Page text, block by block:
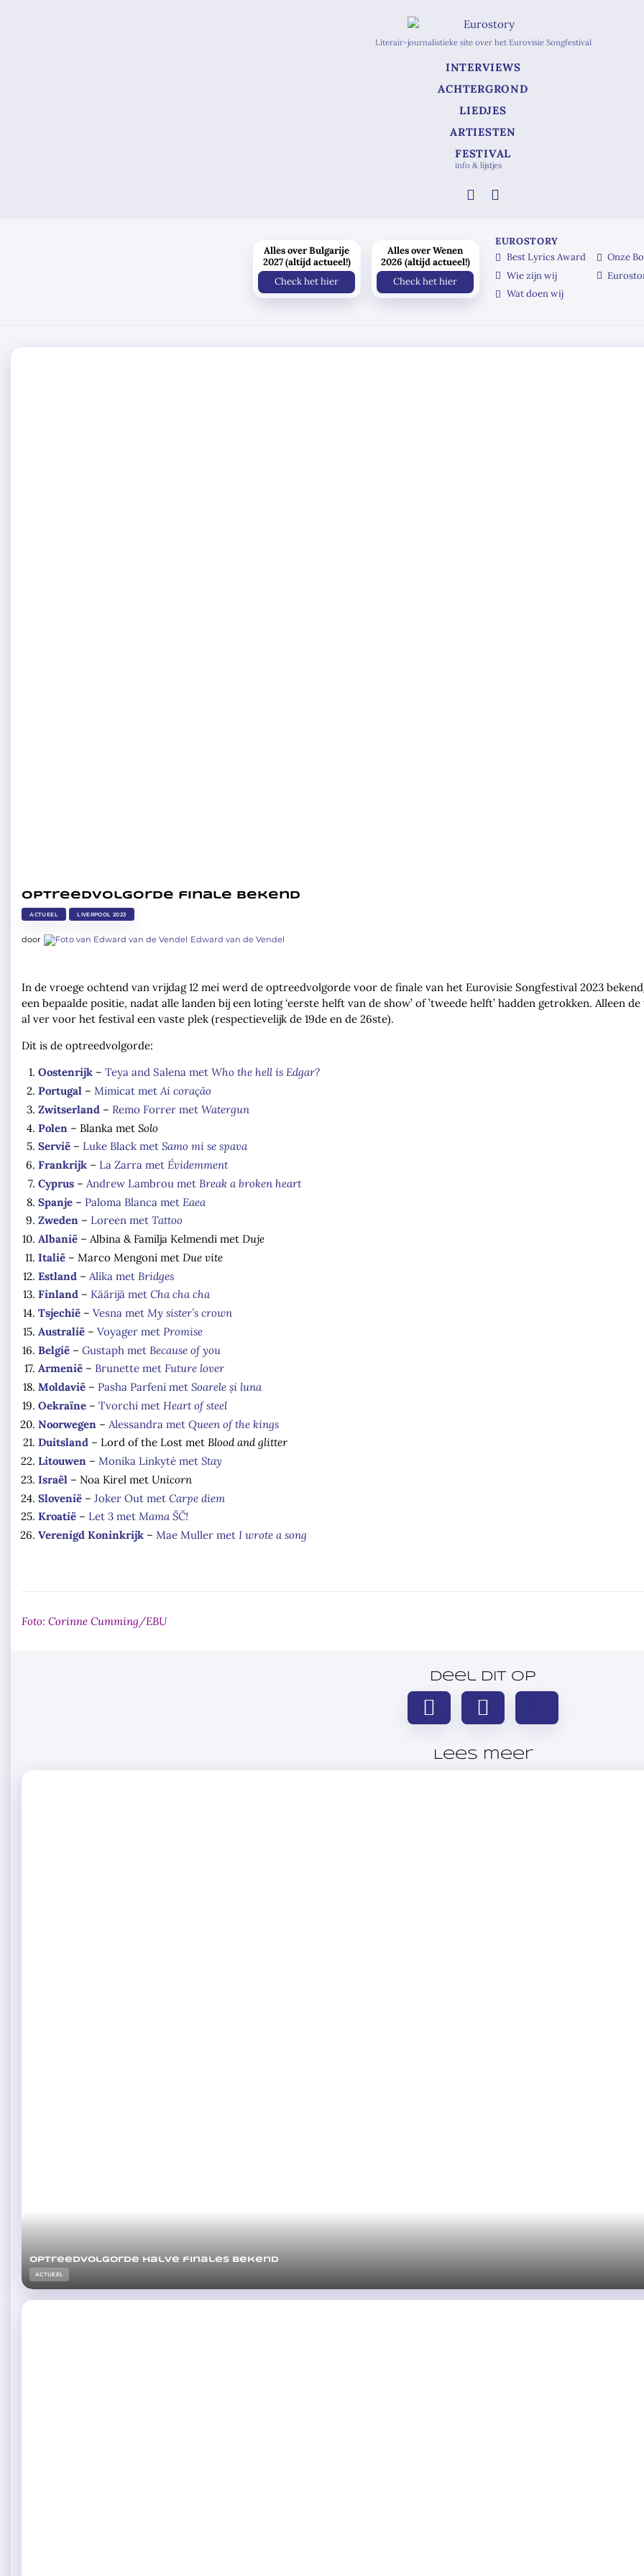
Literair-journalistieke site over het Eurovisie Songfestival
INTERVIEWS
ACHTERGROND
LIEDJES
ARTIESTEN
FESTIVAL
info & lijstjes
Optreedvolgorde finale bekend
ACTUEEL LIVERPOOL 2023
door Edward van de Vendel
In de vroege ochtend van vrijdag 12 mei werd de optreedvolgorde voor de finale van het Eurovisie Songfestival 2023
een bepaalde positie, nadat alle landen bij een loting ‘eerste helft van de show’ of ’tweede helft’ hadden getrokken. Alleen
al ver voor het festival een vaste plek (respectievelijk de 19de en de 26ste).
Dit is de optreedvolgorde:
Oostenrijk– Teya and Salena met Who the hell is Edgar?
Portugal– Mimicat met Ai coração
Zwitserland– Remo Forrer met Watergun
Polen – Blanka met Solo
Servië– Luke Black met Samo mi se spava
Frankrijk– La Zarra met Évidemment
Cyprus– Andrew Lambrou met Break a broken heart
Spanje– Paloma Blanca met Eaea
Zweden– Loreen met Tattoo
Albanië– Albina & Familja Kelmendi met Duje
Italië– Marco Mengoni met Due vite
Estland – Alika met Bridges
Finland– Käärijä met Cha cha cha
Tsjechië– Vesna met My sister’s crown
Australië– Voyager met Promise
België– Gustaph met Because of you
Armenië– Brunette met Future lover
Moldavië– Pasha Parfeni met Soarele și luna
Oekraïne– Tvorchi met Heart of steel
Noorwegen – Alessandra met Queen of the kings
Duitsland– Lord of the Lost met Blood and glitter
Litouwen– Monika Linkytė met Stay
Israël– Noa Kirel met Unicorn
Slovenië– Joker Out met Carpe diem
Kroatië– Let 3 met Mama ŠČ!
Verenigd Koninkrijk– Mae Muller met I wrote a song
Foto: Corinne Cumming/EBU
Deel dit op
Lees meer
Optreedvolgorde halve finales bekend
ACTUEEL
Alles over Bulgarije
2027 (altijd actueel!)
Check het hier
Alles over Wenen
2026 (altijd actueel!)
Check het hier
EUROSTORY
Best Lyrics Award
Wie zijn wij
Wat doen wij
Onze